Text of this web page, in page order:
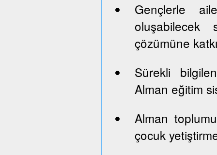
Gençlerle
oluşabilecek
çözümüne
Sürekli
Alman eğitim
Alman
çocuk